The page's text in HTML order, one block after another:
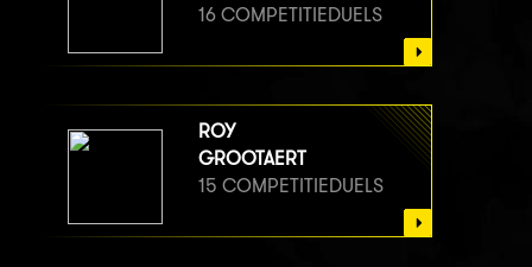
16 COMPETITIEDUELS
ROY
GROOTAERT
15 COMPETITIEDUELS